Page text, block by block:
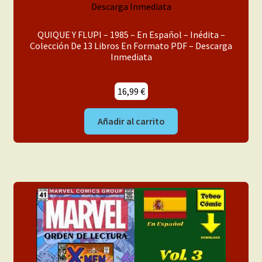
Libros
Para Chicos
Revistas
USA Original
QUIQUE Y FLUPI – 1985 – En Español – Inédita –
Colección De 13 Libros En Formato PDF – Descarga
Inmediata
16,99 €
Añadir al carrito